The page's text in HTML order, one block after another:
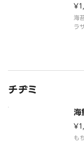
海
ラ
チヂミ
海
も